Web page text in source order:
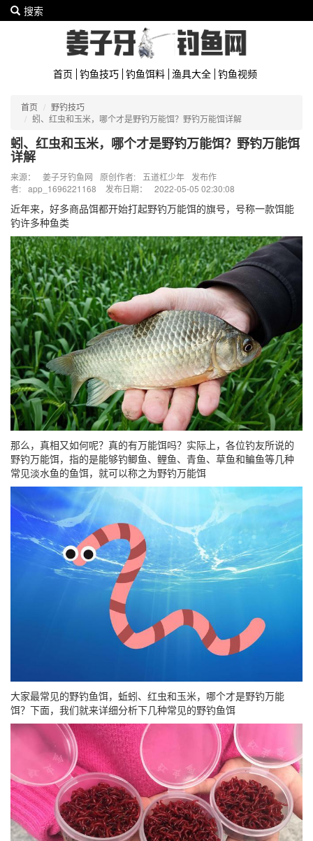
搜索
首页 钓鱼技巧 钓鱼饵料 渔具大全 钓鱼视频
首页
野钓技巧
蚓、红虫和玉米，哪个才是野钓万能饵？野钓万能饵详解
蚓、红虫和玉米，哪个才是野钓万能饵？野钓万能饵
详解
来源： 姜子牙钓鱼网 原创作者: 五道杠少年
发布作
者: app_1696221168 发布日期： 2022-05-05 02:30:08
近年来，好多商品饵都开始打起野钓万能饵的旗号，号称一款饵能
钓许多种鱼类
那么，真相又如何呢？真的有万能饵吗？实际上，各位钓友所说的
野钓万能饵，指的是能够钓鲫鱼、鲤鱼、青鱼、草鱼和鳊鱼等几种
常见淡水鱼的鱼饵，就可以称之为野钓万能饵
大家最常见的野钓鱼饵，蚯蚓、红虫和玉米，哪个才是野钓万能
饵？下面，我们就来详细分析下几种常见的野钓鱼饵